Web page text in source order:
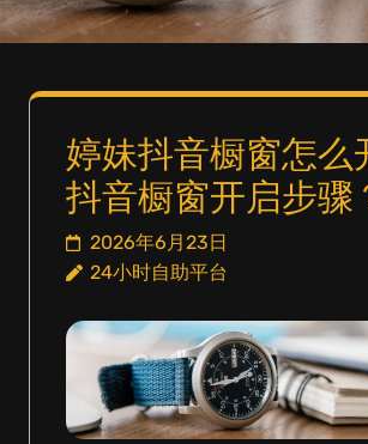
婷妹抖音橱窗怎么
抖音橱窗开启步骤
2026年6月23日
24小时自助平台